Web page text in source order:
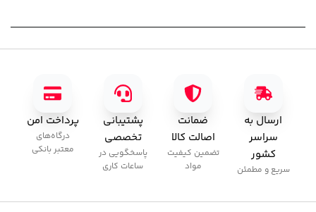
ارسال به
سراسر
کشور
سریع و مطمئن
ضمانت
اصالت کالا
تضمین کیفیت
مواد
پشتیبانی
تخصصی
پاسخگویی در
ساعات کاری
پرداخت امن
درگاه‌های
معتبر بانکی